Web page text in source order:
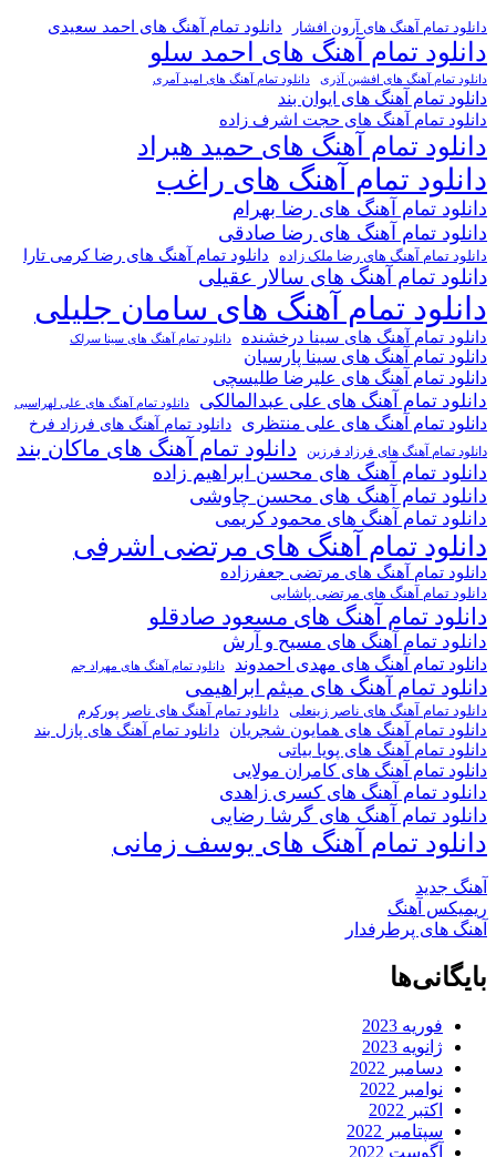
دانلود تمام آهنگ های آرون افشار دانلود تمام آهنگ های احمد سعیدی
دانلود تمام آهنگ های احمد سلو
دانلود تمام آهنگ های افشین آذری دانلود تمام آهنگ های امید آمری
دانلود تمام آهنگ های ایوان بند
دانلود تمام آهنگ های حجت اشرف زاده
دانلود تمام آهنگ های حمید هیراد
دانلود تمام آهنگ های راغب
دانلود تمام آهنگ های رضا بهرام
دانلود تمام آهنگ های رضا صادقی
دانلود تمام آهنگ های رضا ملک زاده دانلود تمام آهنگ های رضا کرمی تارا
دانلود تمام آهنگ های سالار عقیلی
دانلود تمام آهنگ های سامان جلیلی
دانلود تمام آهنگ های سینا درخشنده دانلود تمام آهنگ های سینا سرلک
دانلود تمام آهنگ های سینا پارسیان
دانلود تمام آهنگ های علیرضا طلیسچی
دانلود تمام آهنگ های علی عبدالمالکی دانلود تمام آهنگ های علی لهراسبی
دانلود تمام آهنگ های علی منتظری دانلود تمام آهنگ های فرزاد فرخ
دانلود تمام آهنگ های فرزاد فرزین دانلود تمام آهنگ های ماکان بند
دانلود تمام آهنگ های محسن ابراهیم زاده
دانلود تمام آهنگ های محسن چاوشی
دانلود تمام آهنگ های محمود کریمی
دانلود تمام آهنگ های مرتضی اشرفی
دانلود تمام آهنگ های مرتضی جعفرزاده
دانلود تمام آهنگ های مرتضی پاشایی
دانلود تمام آهنگ های مسعود صادقلو
دانلود تمام آهنگ های مسیح و آرش
دانلود تمام آهنگ های مهدی احمدوند دانلود تمام آهنگ های مهراد جم
دانلود تمام آهنگ های میثم ابراهیمی
دانلود تمام آهنگ های ناصر زینعلی دانلود تمام آهنگ های ناصر پورکرم
دانلود تمام آهنگ های همایون شجریان دانلود تمام آهنگ های پازل بند
دانلود تمام آهنگ های پویا بیاتی
دانلود تمام آهنگ های کامران مولایی
دانلود تمام آهنگ های کسری زاهدی
دانلود تمام آهنگ های گرشا رضایی
دانلود تمام آهنگ های یوسف زمانی
آهنگ جدید
ریمیکس آهنگ
آهنگ های پرطرفدار
بایگانی‌ها
فوریه 2023
ژانویه 2023
دسامبر 2022
نوامبر 2022
اکتبر 2022
سپتامبر 2022
آگوست 2022